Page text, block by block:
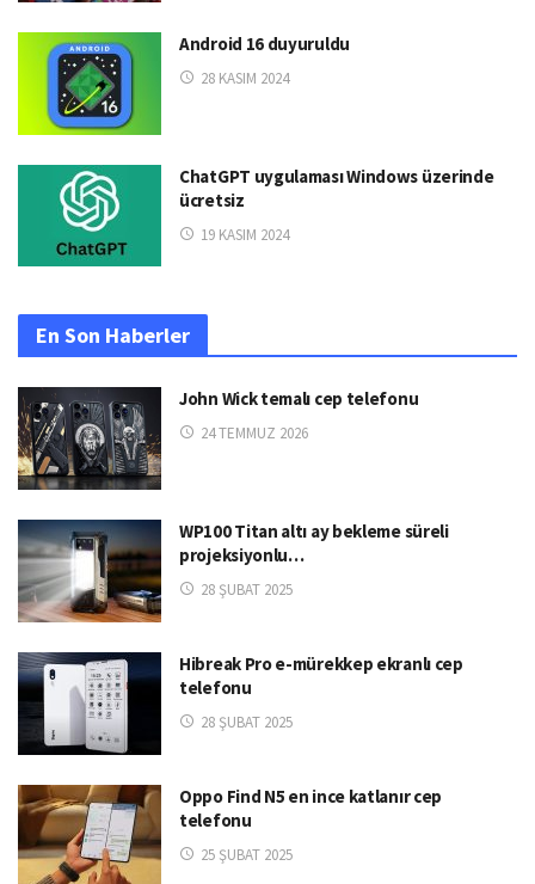
Android 16 duyuruldu
28 KASIM 2024
ChatGPT uygulaması Windows üzerinde
ücretsiz
19 KASIM 2024
En Son Haberler
John Wick temalı cep telefonu
24 TEMMUZ 2026
WP100 Titan altı ay bekleme süreli
projeksiyonlu…
28 ŞUBAT 2025
Hibreak Pro e-mürekkep ekranlı cep
telefonu
28 ŞUBAT 2025
Oppo Find N5 en ince katlanır cep
telefonu
25 ŞUBAT 2025